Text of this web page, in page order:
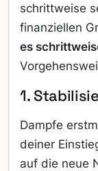
schrittweise
finanziellen
es
1.
Dampfe
deiner
auf die neue